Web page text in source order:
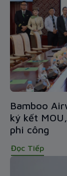
Bamboo
ký kết
phi công
Đọc Tiếp